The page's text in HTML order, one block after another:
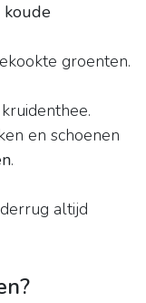
koude
groenten.
en schoenen
.
altijd